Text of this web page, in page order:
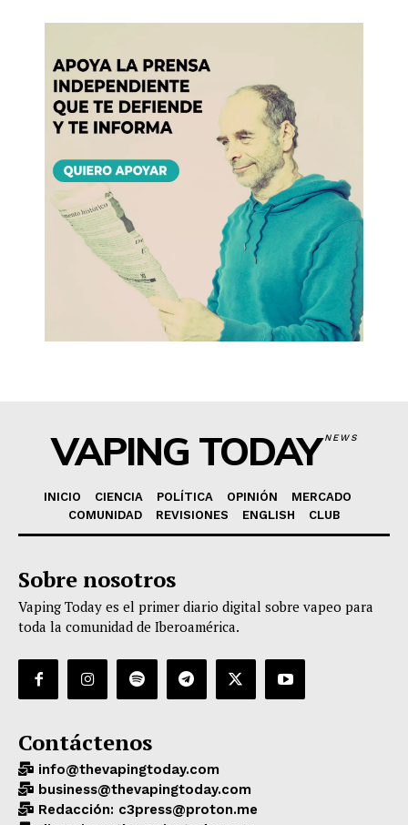
VAPING TODAYNEWS
INICIO CIENCIA POLÍTICA OPINIÓN
MERCADO
COMUNIDAD
REVISIONES ENGLISH CLUB
Sobre nosotros
Vaping Today es el primer diario digital sobre vapeo para
toda la comunidad de Iberoamérica.
Contáctenos
info@thevapingtoday.com
business@thevapingtoday.com
Redacción: c3press@proton.me